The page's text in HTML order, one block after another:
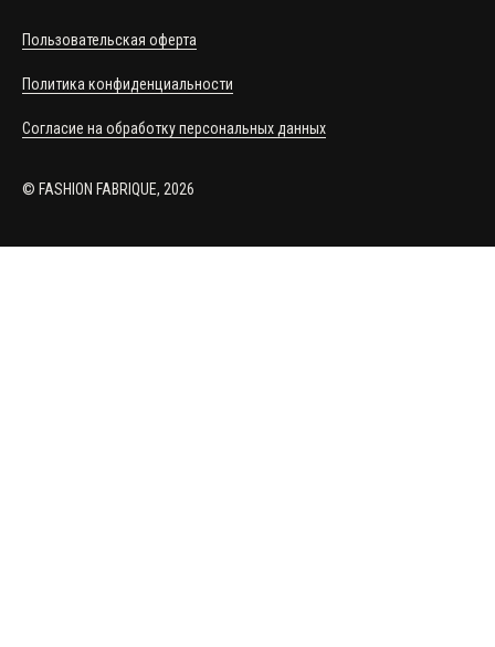
© FASHION FABRIQUE, 2026
Пользовательская оферта
Политика конфиденциальности
Согласие на обработку персональных данных